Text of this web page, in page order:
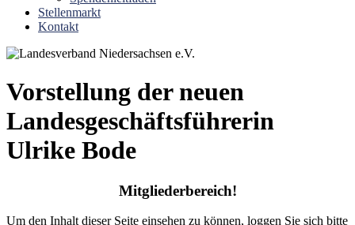
Stellenmarkt
Kontakt
Vorstellung der neuen
Landesgeschäftsführerin
Ulrike Bode
Mitgliederbereich!
Um den Inhalt dieser Seite einsehen zu können, loggen Sie sich bitte